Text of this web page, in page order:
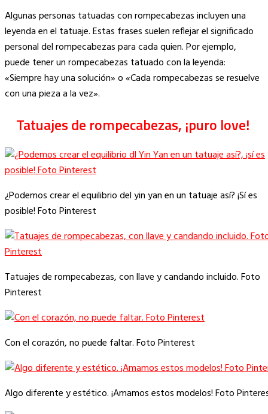
Algunas personas tatuadas con rompecabezas incluyen una
leyenda en el tatuaje. Estas frases suelen reflejar el significado
personal del rompecabezas para cada quien. Por ejemplo,
puede tener un rompecabezas tatuado con la leyenda:
«Siempre hay una solución» o «Cada rompecabezas se resuelve
con una pieza a la vez».
Tatuajes de rompecabezas, ¡puro love!
¿Podemos crear el equilibrio del yin yan en un tatuaje así? ¡Sí es
posible! Foto Pinterest
Tatuajes de rompecabezas, con llave y candando incluido. Foto
Pinterest
Con el corazón, no puede faltar. Foto Pinterest
Algo diferente y estético. ¡Amamos estos modelos! Foto